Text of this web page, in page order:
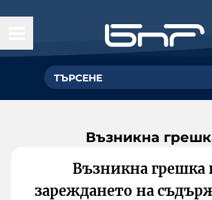
Възникна
Възникна грешка
зареждането на